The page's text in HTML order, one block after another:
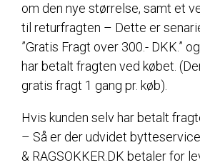
om den nye størrelse, samt et
til returfragten – Dette er
”Gratis Fragt over 300.- DKK.”
har betalt fragten ved købet.
gratis fragt 1 gang pr. køb).
Hvis kunden selv har betalt
– Så er der udvidet bytteservice
& RAGSOKKER.DK betaler for